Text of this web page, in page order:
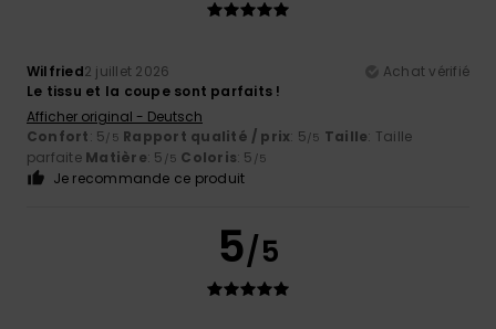
Wilfried2 juillet 2026
Achat vérifié
Le tissu et la coupe sont parfaits !
Afficher original - Deutsch
Confort: 5/5 Rapport qualité / prix: 5/5 Taille: Taille
parfaite Matière: 5 /5 Coloris: 5 /5
Je recommande ce produit
5/5